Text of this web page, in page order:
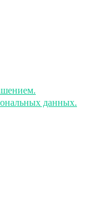
данных.